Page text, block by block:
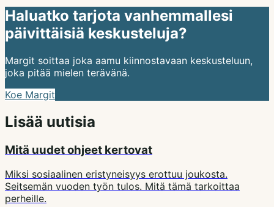
Haluatko tarjota vanhemmallesi
päivittäisiä keskusteluja?
Margit soittaa joka aamu kiinnostavaan keskusteluun,
joka pitää mielen terävänä.
Koe Margit
Lisää uutisia
Mitä uudet ohjeet kertovat
Miksi sosiaalinen eristyneisyys erottuu joukosta.
Seitsemän vuoden työn tulos. Mitä tämä tarkoittaa
perheille.